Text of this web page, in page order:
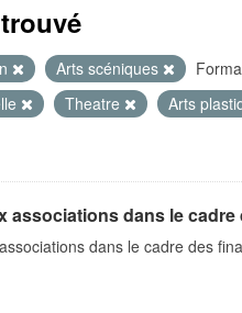
Arts scéniques
Theatre
Arts
associations dans le
dans le cadre des